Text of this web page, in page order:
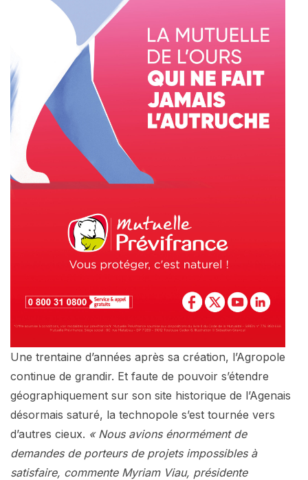
Une trentaine d’années après sa création, l’Agropole
continue de grandir. Et faute de pouvoir s’étendre
géographiquement sur son site historique de l’Agenais
désormais saturé, la technopole s’est tournée vers
d’autres cieux. « Nous avions énormément de
demandes de porteurs de projets impossibles à
satisfaire, commente Myriam Viau, présidente